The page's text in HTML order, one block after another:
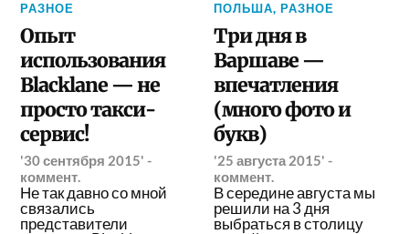
РАЗНОЕ
Опыт
использования
Blacklane — не
просто такси-
сервис!
'30 сентября 2015' -
коммент.
Не так давно со мной
связались
представители
ПОЛЬША,РАЗНОЕ
Три дня в
Варшаве —
впечатления
(много фото и
букв)
'25 августа 2015' -
коммент.
В середине августа мы
решили на 3 дня
выбраться в столицу